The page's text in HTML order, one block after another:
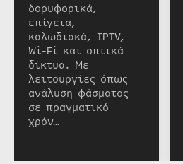
δορυφορικά,
επίγεια,
καλωδιακά, IPTV,
Wi-Fi και οπτικά
δίκτυα. Με
λειτουργίες όπως
ανάλυση φάσματος
σε πραγματικό
χρόν…